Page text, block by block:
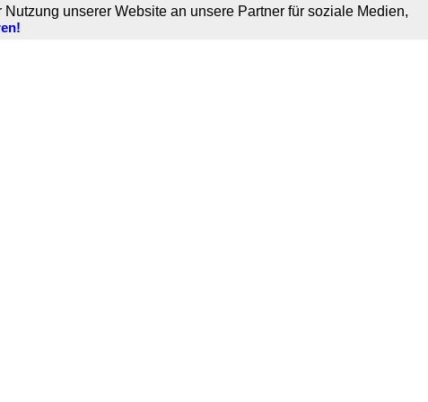
unserer Website an unsere Partner für soziale Medien,